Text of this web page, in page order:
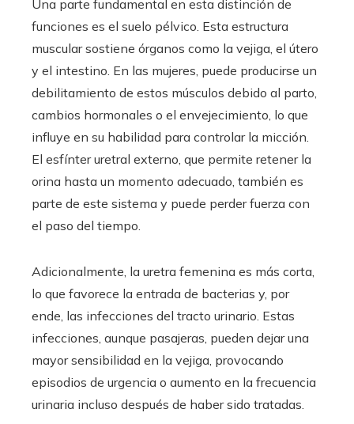
Una parte fundamental en esta distinción de
funciones es el suelo pélvico. Esta estructura
muscular sostiene órganos como la vejiga, el útero
y el intestino. En las mujeres, puede producirse un
debilitamiento de estos músculos debido al parto,
cambios hormonales o el envejecimiento, lo que
influye en su habilidad para controlar la micción.
El esfínter uretral externo, que permite retener la
orina hasta un momento adecuado, también es
parte de este sistema y puede perder fuerza con
el paso del tiempo.
Adicionalmente, la uretra femenina es más corta,
lo que favorece la entrada de bacterias y, por
ende, las infecciones del tracto urinario. Estas
infecciones, aunque pasajeras, pueden dejar una
mayor sensibilidad en la vejiga, provocando
episodios de urgencia o aumento en la frecuencia
urinaria incluso después de haber sido tratadas.